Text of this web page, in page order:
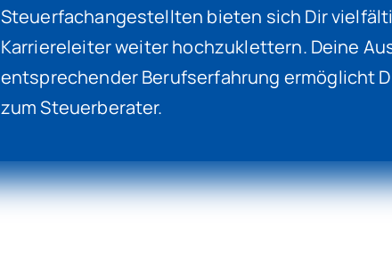
Steuerfachangestellten bieten sich Dir
Karriereleiter weiter hochzuklettern. Deine
entsprechender Berufserfahrung ermöglicht
zum Steuerberater.